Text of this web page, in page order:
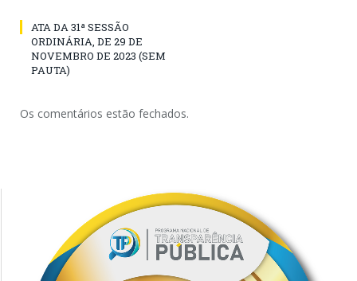
ATA DA 31ª SESSÃO
ORDINÁRIA, DE 29 DE
NOVEMBRO DE 2023 (SEM
PAUTA)
Os comentários estão fechados.